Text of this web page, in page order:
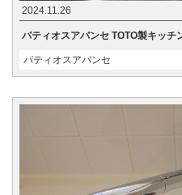
2024.11.26
パティオスアバンセ TOTO製キッ
パティオスアバンセ